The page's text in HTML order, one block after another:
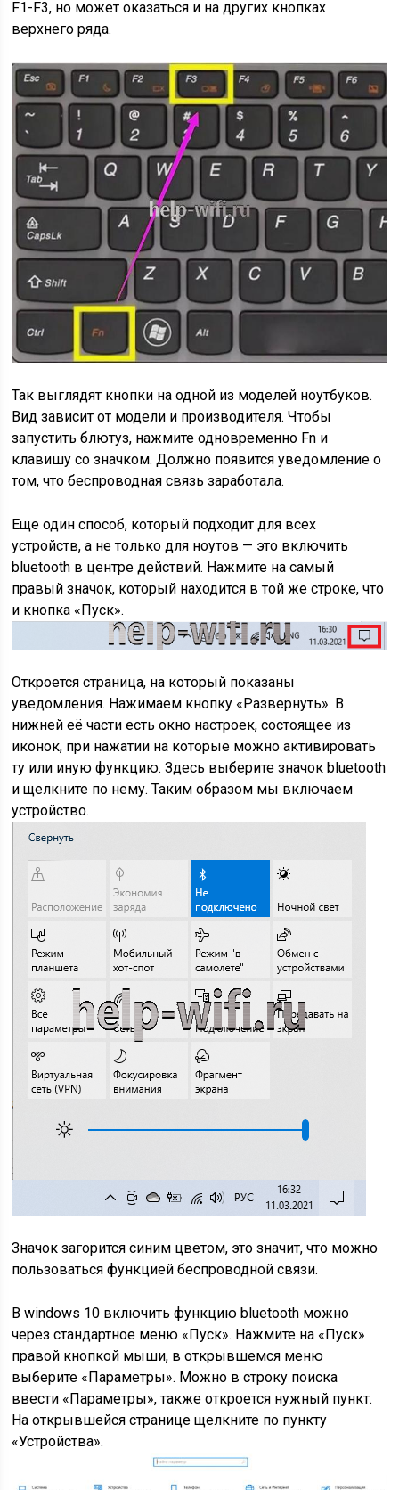
F1-F3, но может оказаться и на других кнопках
верхнего ряда.
Так выглядят кнопки на одной из моделей ноутбуков.
Вид зависит от модели и производителя. Чтобы
запустить блютуз, нажмите одновременно Fn и
клавишу со значком. Должно появится уведомление о
том, что беспроводная связь заработала.
Еще один способ, который подходит для всех
устройств, а не только для ноутов — это включить
bluetooth в центре действий. Нажмите на самый
правый значок, который находится в той же строке, что
и кнопка «Пуск».
Откроется страница, на который показаны
уведомления. Нажимаем кнопку «Развернуть». В
нижней её части есть окно настроек, состоящее из
иконок, при нажатии на которые можно активировать
ту или иную функцию. Здесь выберите значок bluetooth
и щелкните по нему. Таким образом мы включаем
устройство.
Значок загорится синим цветом, это значит, что можно
пользоваться функцией беспроводной связи.
В windows 10 включить функцию bluetooth можно
через стандартное меню «Пуск». Нажмите на «Пуск»
правой кнопкой мыши, в открывшемся меню
выберите «Параметры». Можно в строку поиска
ввести «Параметры», также откроется нужный пункт.
На открывшейся странице щелкните по пункту
«Устройства».